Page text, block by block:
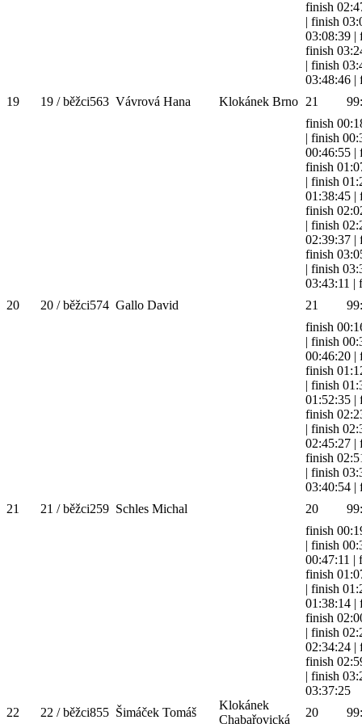
finish
| finish
03:08:39 |
finish
| finish
03:48:46 |
19
19 / běžci563 Vávrová Hana Klokánek Brno 21
finish
| finish
00:46:55 |
finish
| finish
01:38:45 |
finish
| finish
02:39:37 |
finish
| finish
03:43:11 |
20
20 / běžci574 Gallo David 21
finish
| finish
00:46:20 |
finish
| finish
01:52:35 |
finish
| finish
02:45:27 |
finish
| finish
03:40:54 |
21
21 / běžci259 Schles Michal 20
finish
| finish
00:47:11 |
finish
| finish
01:38:14 |
finish
| finish
02:34:24 |
finish
| finish
03:37:25
22
22 / běžci855 Šimáček Tomáš
Klokánek
Chabařovická
20